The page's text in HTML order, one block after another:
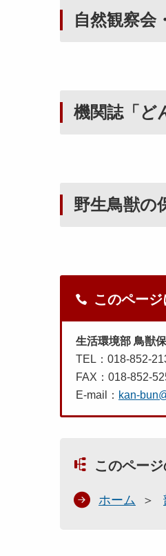
自然観察会
機関誌「ど
野生鳥獣の
このペー
生活環境部 鳥獣
TEL：018-852-
FAX：018-852-
E-mail： kan-
このペー
ホーム